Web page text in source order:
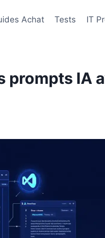
Achat Tests IT
prompts IA